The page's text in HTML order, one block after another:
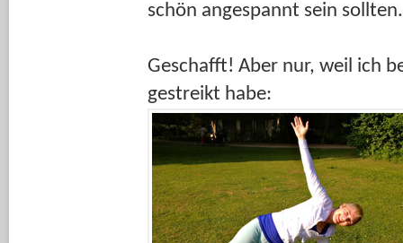
schön angespannt sein
Geschafft! Aber nur, weil ich
gestreikt habe: